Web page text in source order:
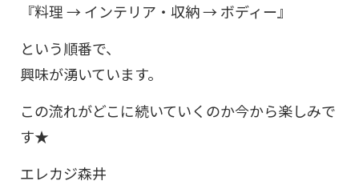
『料理 → インテリア・収納 → ボディー』
という順番で、
興味が湧いています。
この流れがどこに続いていくのか今から楽しみで
す★
エレカジ森井